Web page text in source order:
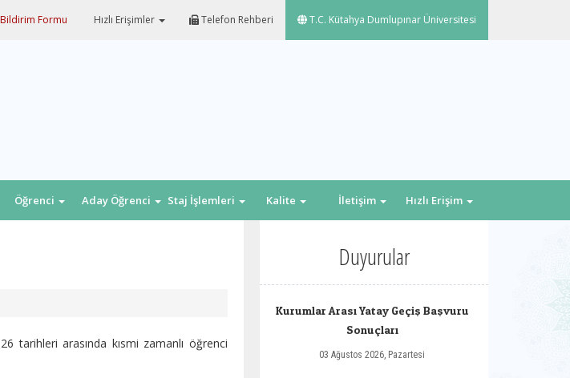
Formu Hızlı Erişimler Telefon Rehberi T.C. Kütahya Dumlupınar Üniversitesi
Öğrenci Aday Öğrenci Staj İşlemleri Kalite İletişim Hızlı Erişim
tarihleri arasında kısmi zamanlı öğrenci
Duyurular
Kurumlar Arası Yatay Geçiş Başvuru
Sonuçları
03 Ağustos 2026, Pazartesi